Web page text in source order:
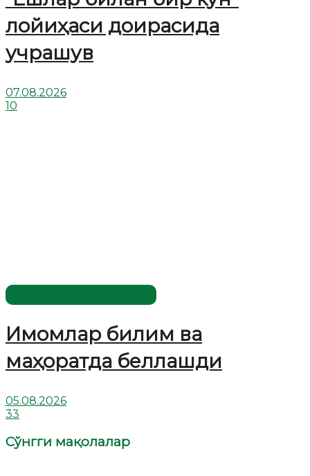
лойиҳаси доирасида
учрашув
07.08.2026
10
Имомлар билим ва
маҳоратда беллашди
05.08.2026
33
Сўнгги мақолалар